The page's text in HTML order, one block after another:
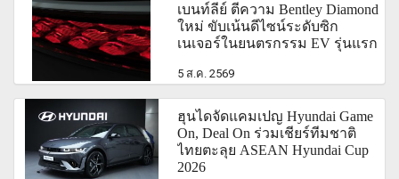
เบนท์ลีย์ ตีความ Bentley Diamond
ใหม่ ขับเน้นดีไซน์ระดับซิก
เนเจอร์ในยนตรกรรม EV รุ่นแรก
5 ส.ค. 2569
ฮุนไดจัดแคมเปญ Hyundai Game
On, Deal On ร่วมเชียร์ทีมชาติ
ไทยตะลุย ASEAN Hyundai Cup
2026